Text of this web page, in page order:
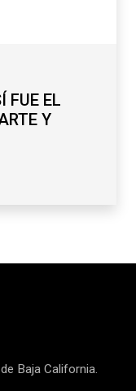
FUE EL
Y
Baja California.